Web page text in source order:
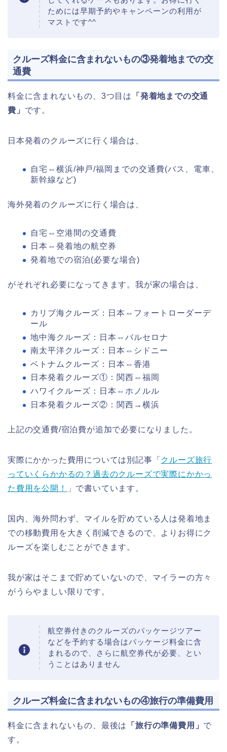
ためには早期予約やキャンペーンの利用が
マストです^^
クルーズ料金に含まれないもの③発着地までの交
通費
料金に含まれないもの、3つ目は
「発着地までの交通
費」 です。
日本発着のクルーズに行く場合は、
自宅⇔横浜/神戸/福岡までの交通費(バス、電車、
新幹線など)
海外発着のクルーズに行く場合は、
自宅⇔空港間の交通費
日本⇔発着地の航空券
発着地での宿泊(必要な場合)
がそれぞれ必要になってきます。我が家の場合は、
カリブ海クルーズ：日本⇔フォートローダーデ
ール
地中海クルーズ：日本⇔バルセロナ
南太平洋クルーズ：日本⇔シドニー
ベトナムクルーズ：日本⇔香港
日本発着クルーズ①：関西⇔福岡
ハワイクルーズ：日本⇔ホノルル
日本発着クルーズ②：関西→横浜
上記の交通費/宿泊費が追加で必要になりました。
実際にかかった費用については別記事「 クルーズ旅行
っていくらかかるの？過去のクルーズで実際にかかっ
た費用を公開！
」で書いています。
国内、海外問わず、マイルを貯めている人は発着地ま
での移動費用を大きく削減できるので、よりお得にク
ルーズを楽しむことができます。
我が家はそこまで貯めていないので、マイラーの方々
がうらやましい限りです。
航空券付きのクルーズのパッケージツアー
などを予約する場合はパッケージ料金に含
まれるので、さらに航空券代が必要、とい
うことはありません
クルーズ料金に含まれないもの④旅行の準備費用
料金に含まれないもの、最後は 「旅行の準備費用」 で
す。